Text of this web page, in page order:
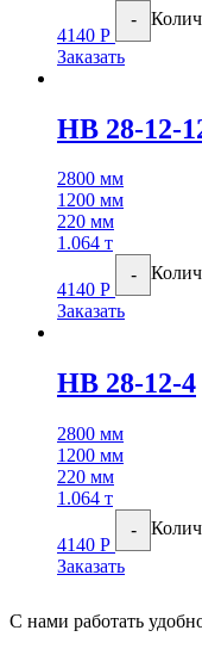
4140 Р
-
Заказать
НВ 28-12-
2800 мм
1200 мм
220 мм
1.064 т
4140 Р
-
Заказать
НВ 28-12-4
2800 мм
1200 мм
220 мм
1.064 т
4140 Р
-
Заказать
С нами работать